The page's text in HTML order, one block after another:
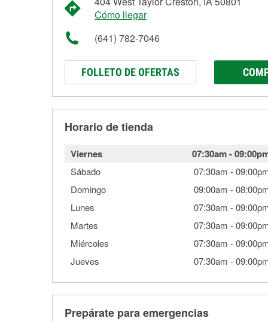
Cómo llegar
(641) 782-7046
FOLLETO DE OFERTAS
Horario de tienda
Viernes 07:30am-
Sábado 07:30am -
Domingo
09:00am -
Lunes
07:30am -
Martes
07:30am -
Miércoles
07:30am -
Jueves
07:30am -
Prepárate para emergencias